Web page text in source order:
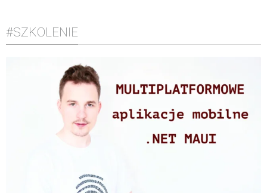
#SZKOLENIE